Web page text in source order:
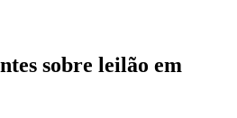
sobre leilão em